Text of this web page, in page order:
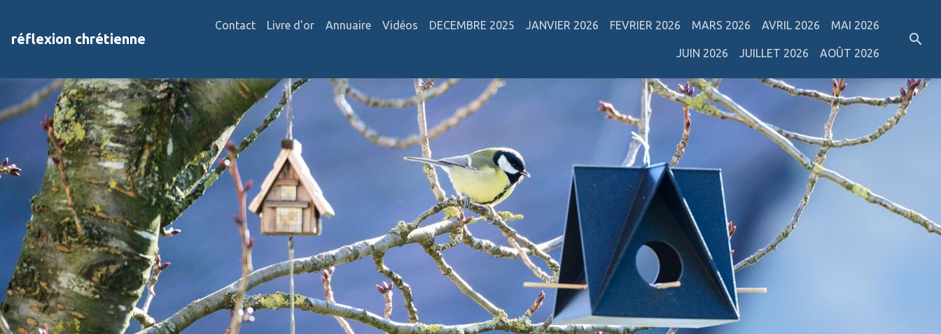
réflexion chrétienne
Contact Livre d'or Annuaire Vidéos DECEMBRE 2025 JANVIER 2026 FEVRIER 2026 MARS 2026 AVRIL 2026 MAI 2026
JUIN 2026 JUILLET 2026 AOÛT 2026